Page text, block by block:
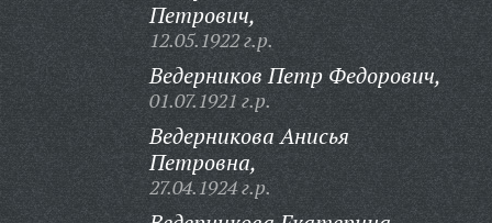
Петрович,
12.05.1922 г.р.
Ведерников Петр Федорович,
01.07.1921 г.р.
Ведерникова Анисья
Петровна,
27.04.1924 г.р.